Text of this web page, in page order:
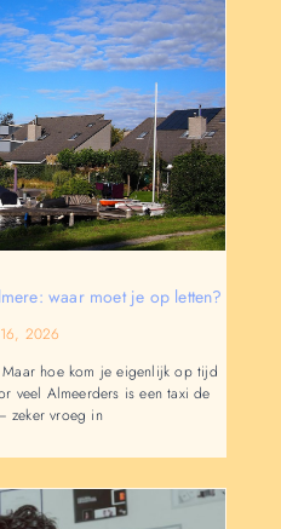
waar moet je op letten?
2026
hoe kom je eigenlijk op tijd
veel Almeerders is een taxi de
zeker vroeg in